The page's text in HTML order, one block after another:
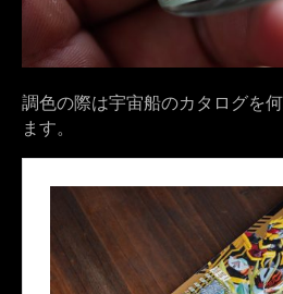
調色の際は宇宙船のカタログを
ます。